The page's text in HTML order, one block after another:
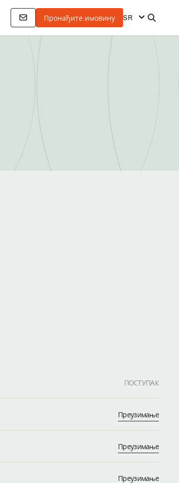
Пронађите имовину SR
ПОСТУПАК
Преузимање
Преузимање
Преузимање